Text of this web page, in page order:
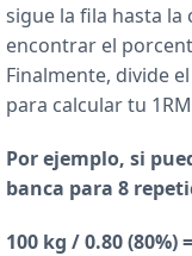
sigue la fila hasta la
encontrar el
Finalmente, divide
para calcular tu
Por ejemplo, si
banca para 8
100 kg / 0.80 (80%)